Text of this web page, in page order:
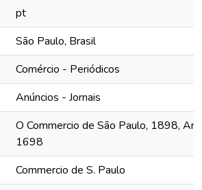
pt
São Paulo, Brasil
Comércio - Periódicos
Anúncios - Jornais
O Commercio de São Paulo, 1898,
1698
Commercio de S. Paulo